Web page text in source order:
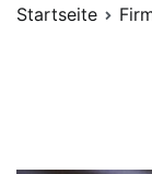
Startseite